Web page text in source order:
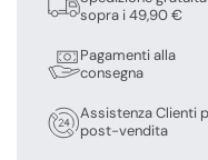
sopra i 49,90 €
Pagamenti alla
consegna
Assistenza Clienti
post-vendita